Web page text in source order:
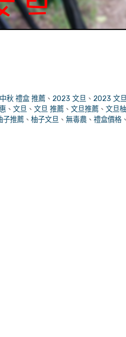
秋 禮盒 推薦 、 2023 文旦 、 2023 文
、 文旦 、 文旦 推薦 、 文旦推薦 、 文旦
子推薦 、 柚子文旦 、 無毒農 、 禮盒價格 、